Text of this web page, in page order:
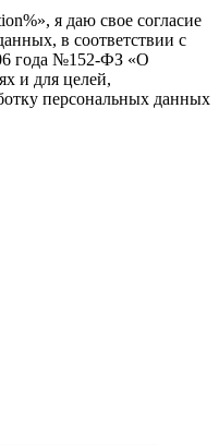
я даю свое согласие
в соответствии с
года №152-ФЗ «О
и для целей,
персональных данных